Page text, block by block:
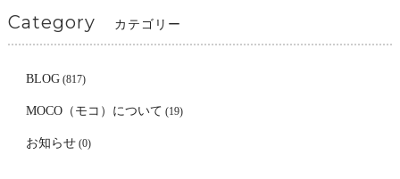
Category カテゴリー
BLOG(817)
MOCO（モコ）について (19)
お知らせ(0)